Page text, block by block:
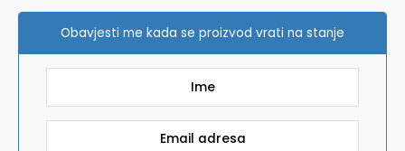
Obavjesti me kada se proizvod vrati na stanje